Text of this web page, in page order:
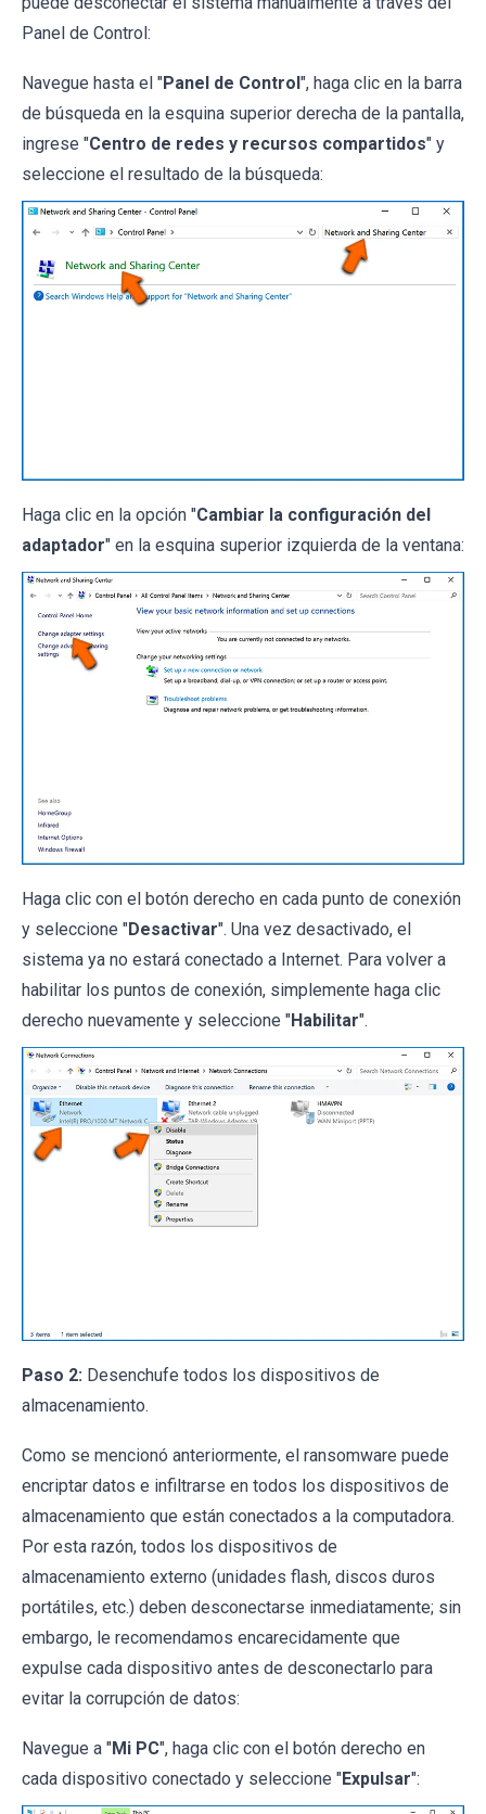
Panel de Control:
Navegue hasta el "Panel de Control ", haga clic en la barra
de búsqueda en la esquina superior derecha de la pantalla,
ingrese "Centro de redes y recursos compartidos" y
seleccione el resultado de la búsqueda:
Haga clic en la opción "Cambiar la configuración del
adaptador" en la esquina superior izquierda de la ventana:
Haga clic con el botón derecho en cada punto de conexión
y seleccione "Desactivar". Una vez desactivado, el
sistema ya no estará conectado a Internet. Para volver a
habilitar los puntos de conexión, simplemente haga clic
derecho nuevamente y seleccione "Habilitar".
Paso 2: Desenchufe todos los dispositivos de
almacenamiento.
Como se mencionó anteriormente, el ransomware puede
encriptar datos e infiltrarse en todos los dispositivos de
almacenamiento que están conectados a la computadora.
Por esta razón, todos los dispositivos de
almacenamiento externo (unidades flash, discos duros
portátiles, etc.) deben desconectarse inmediatamente; sin
embargo, le recomendamos encarecidamente que
expulse cada dispositivo antes de desconectarlo para
evitar la corrupción de datos:
Navegue a "Mi PC", haga clic con el botón derecho en
cada dispositivo conectado y seleccione "Expulsar":